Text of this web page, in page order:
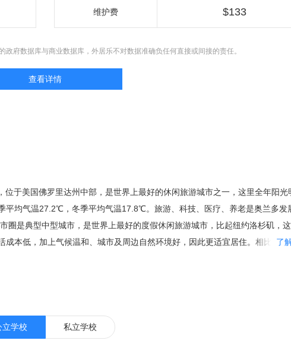
维护费 $133
府数据库与商业数据库，外居乐不对数据准确负任何直接或间接的责任。
查看详情
位于美国佛罗里达州中部，是世界上最好的休闲旅游城市之一，这里全年阳光
平均气温27.2℃，冬季平均气温17.8℃。旅游、科技、医疗、养老是奥兰多发
圈是典型中型城市，是世界上最好的度假休闲旅游城市，比起纽约洛杉矶，
成本低，加上气候温和、城市及周边自然环境好，因此更适宜居住。相比同在
客入境，成就一年52星期不间断的租赁周期。 总体来看，奥兰多作为一个二线
圈内最好的房子，集中在奥维耶多（东北）、医疗城（东南）和主题公园区（
了
立学校 私立学校